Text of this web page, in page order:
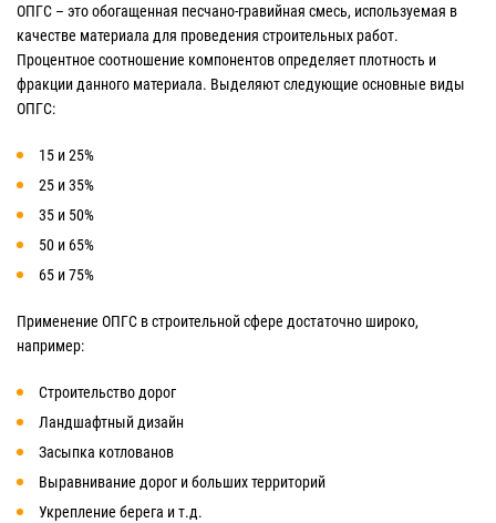
ОПГС – это обогащенная песчано-гравийная смесь, используемая в
качестве материала для проведения строительных работ.
Процентное соотношение компонентов определяет плотность и
фракции данного материала. Выделяют следующие основные виды
ОПГС:
15 и 25%
25 и 35%
35 и 50%
50 и 65%
65 и 75%
Применение ОПГС в строительной сфере достаточно широко,
например:
Строительство дорог
Ландшафтный дизайн
Засыпка котлованов
Выравнивание дорог и больших территорий
Укрепление берега и т.д.